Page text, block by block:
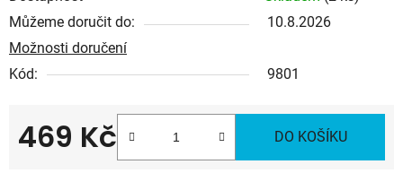
Můžeme doručit do:
10.8.2026
Možnosti doručení
Kód:
9801
469 Kč DO KOŠÍKU